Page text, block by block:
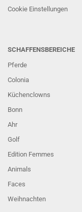
Cookie Einstellungen
SCHAFFENSBEREICHE
Pferde
Colonia
Küchenclowns
Bonn
Ahr
Golf
Edition Femmes
Animals
Faces
Weihnachten